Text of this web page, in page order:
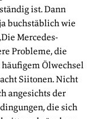
ist. Dann
buchstäblich wie
Mercedes-
Probleme, die
Ölwechsel
Siitonen. Nicht
angesichts der
die sich